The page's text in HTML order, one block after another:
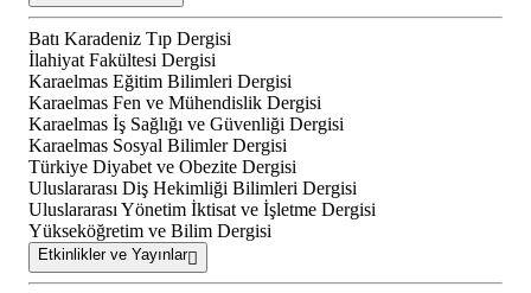
Batı Karadeniz Tıp Dergisi
İlahiyat Fakültesi Dergisi
Karaelmas Eğitim Bilimleri Dergisi
Karaelmas Fen ve Mühendislik Dergisi
Karaelmas İş Sağlığı ve Güvenliği Dergisi
Karaelmas Sosyal Bilimler Dergisi
Türkiye Diyabet ve Obezite Dergisi
Uluslararası Diş Hekimliği Bilimleri Dergisi
Uluslararası Yönetim İktisat ve İşletme Dergisi
Yükseköğretim ve Bilim Dergisi
Etkinlikler ve Yayınlar